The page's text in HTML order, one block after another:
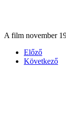
A film november
Előző
Következő